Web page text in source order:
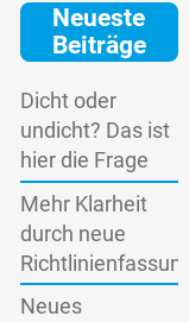
Neueste
Beiträge
Dicht oder
undicht? Das ist
hier die Frage
Mehr Klarheit
durch neue
Neues